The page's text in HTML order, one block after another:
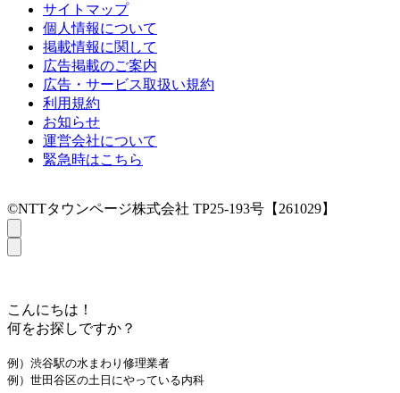
サイトマップ
個人情報について
掲載情報に関して
広告掲載のご案内
広告・サービス取扱い規約
利用規約
お知らせ
運営会社について
緊急時はこちら
©NTTタウンページ株式会社 TP25-193号【261029】
こんにちは！
何をお探しですか？
例）渋谷駅の水まわり修理業者
例）世田谷区の土日にやっている内科